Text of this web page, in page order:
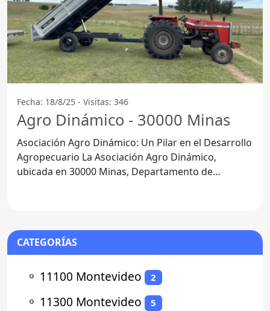
Fecha: 18/8/25 - Visitas: 346
Agro Dinámico - 30000 Minas
Asociación Agro Dinámico: Un Pilar en el Desarrollo
Agropecuario La Asociación Agro Dinámico,
ubicada en 30000 Minas, Departamento de
CATEGORÍAS
⚬ 11100 Montevideo 2
⚬ 11300 Montevideo 5